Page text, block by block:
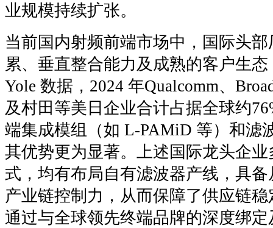
业规模持续扩张。
当前国内射频前端市场中，国际头
累、垂直整合能力及成熟的客户生
Yole 数据，2024 年Qualcomm、
及村田等美日企业合计占据全球约
端集成模组（如 L-PAMiD 等）和滤
其优势更为显著。上述国际龙头企
式，均有布局自有滤波器产线，具
产业链控制力，从而保障了供应链
通过与全球领先终端品牌的深度绑